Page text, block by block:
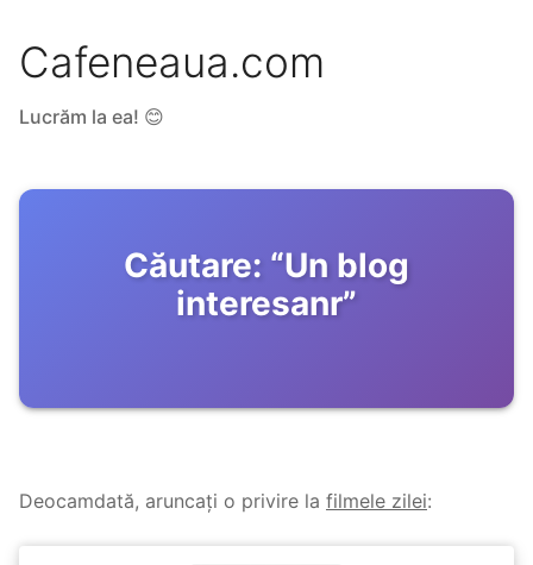
Cafeneaua.com
Lucrăm la ea! 😊
Căutare: “Un blog
interesanr”
Deocamdată, aruncați o privire la filmele zilei: